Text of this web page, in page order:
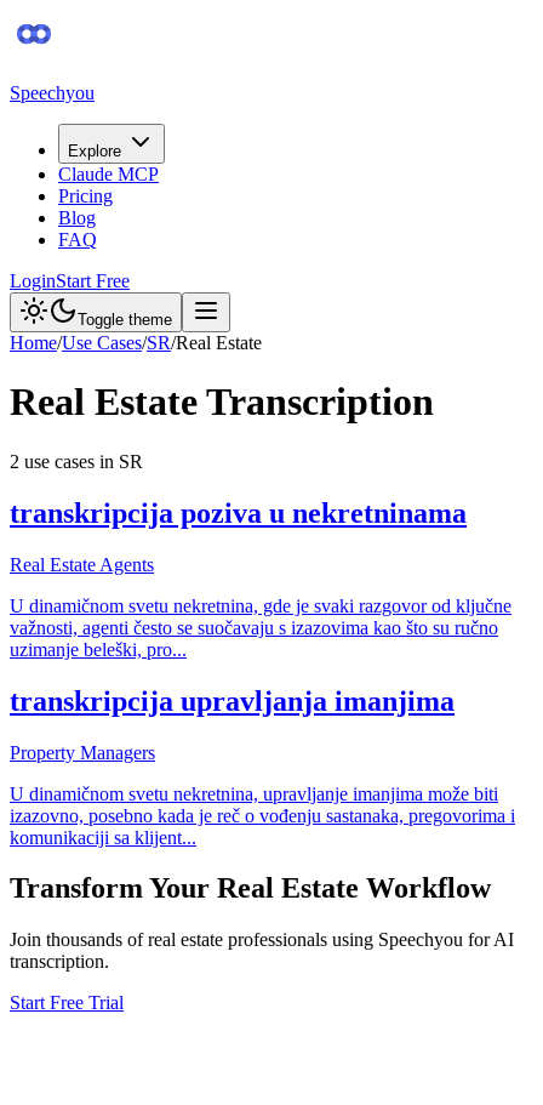
Speechyou
Explore
Claude MCP
Pricing
Blog
FAQ
LoginStart Free
Toggle theme
Home/Use Cases/SR/Real Estate
Real EstateTranscription
2 use cases in SR
transkripcija poziva u nekretninama
Real Estate Agents
U dinamičnom svetu nekretnina, gde je svaki razgovor od ključne
važnosti, agenti često se suočavaju s izazovima kao što su ručno
uzimanje beleški, pro...
transkripcija upravljanja imanjima
Property Managers
U dinamičnom svetu nekretnina, upravljanje imanjima može biti
izazovno, posebno kada je reč o vođenju sastanaka, pregovorima i
komunikaciji sa klijent...
Transform Your Real Estate Workflow
Join thousands ofreal estate professionals using Speechyou for AI
transcription.
Start Free Trial